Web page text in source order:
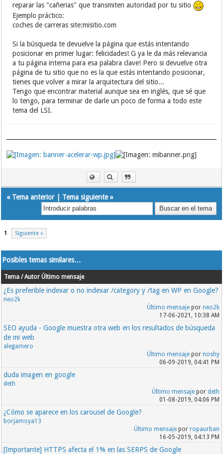
reparar las "cañerias" que transmiten autoridad por tu sitio
Ejemplo práctico:
coches de carreras site:misitio.com
Si la búsqueda te devuelve la página que estás intentando
posicionar en primer lugar: felicidades! G ya le da más relevancia
a tu página interna para esa palabra clave! Pero si devuelve otra
página de tu sitio que no es la que estás intentando posicionar,
tienes que volver a mirar la arquitectura del sitio...
Tengo que encontrar material aunque sea en inglés, que sé que
lo tengo, para terminar de darle un poco de forma a todo este
tema del LSI.
« Tema anterior| Tema siguiente»
1 Siguiente »
Posibles temas similares…
Tema / Autor Último mensaje
¿Es preferible indexar o no indexar /category y /tag en WP en Google?
neo2k
Último mensajepor neo2k
17-06-2021, 10:38 AM
SEO ayuda - Google muestra otra web en los resultados de búsqueda
de mi web
alegamero
Último mensajepor noshy
06-09-2019, 04:41 PM
duda imagen en google
deth
Último mensajepor deth
01-08-2019, 04:06 PM
¿Cómo se aparece en los carousel de Google?
borjamoya13
Último mensajepor ropaurban
16-05-2019, 04:13 PM
[Importante] HTTPS afecta el 1% en las SERPS de Google